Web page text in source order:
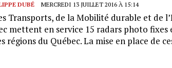
DUBÉ MERCREDI 13 JUILLET 2016 À 15:14
Transports, de la Mobilité durable et de
mettent en service 15 radars photo
régions du Québec. La mise en place de